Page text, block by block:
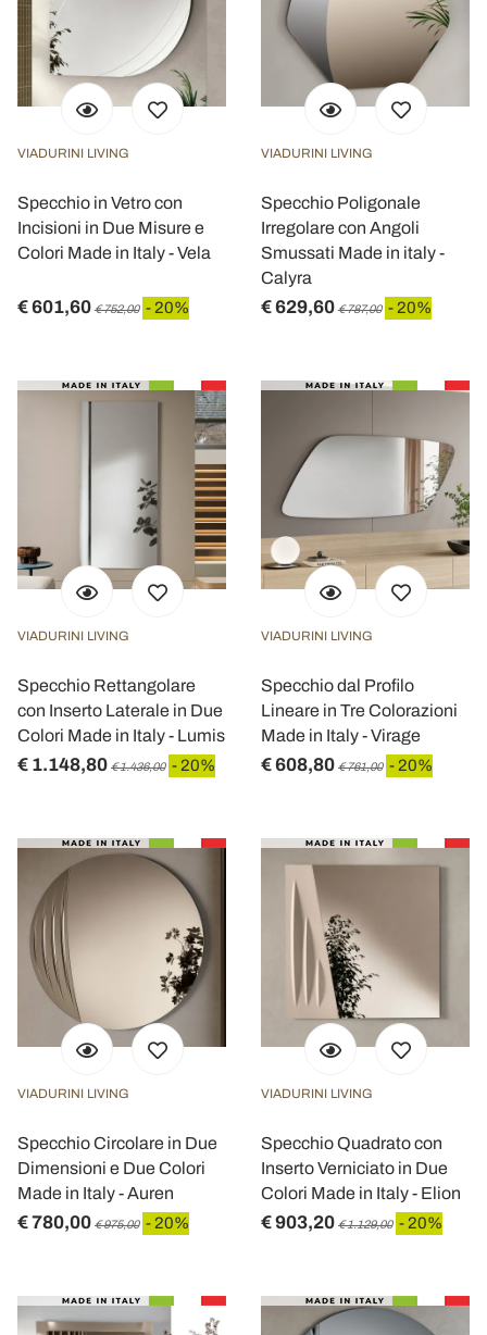
VIADURINI LIVING
Specchio in Vetro con
Incisioni in Due Misure e
Colori Made in Italy - Vela
€ 601,60 € 752,00 - 20%
VIADURINI LIVING
Specchio Poligonale
Irregolare con Angoli
Smussati Made in italy -
Calyra
€ 629,60 € 787,00 - 20%
VIADURINI LIVING
Specchio Rettangolare
con Inserto Laterale in Due
Colori Made in Italy - Lumis
€ 1.148,80 € 1.436,00 - 20%
VIADURINI LIVING
Specchio dal Profilo
Lineare in Tre Colorazioni
Made in Italy - Virage
€ 608,80 € 761,00 - 20%
VIADURINI LIVING
Specchio Circolare in Due
Dimensioni e Due Colori
Made in Italy - Auren
€ 780,00 € 975,00 - 20%
VIADURINI LIVING
Specchio Quadrato con
Inserto Verniciato in Due
Colori Made in Italy - Elion
€ 903,20 € 1.129,00 - 20%